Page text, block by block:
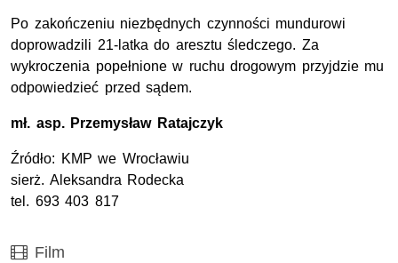
Po zakończeniu niezbędnych czynności mundurowi
doprowadzili 21-latka do aresztu śledczego. Za
wykroczenia popełnione w ruchu drogowym przyjdzie mu
odpowiedzieć przed sądem.
mł. asp. Przemysław Ratajczyk
Źródło: KMP we Wrocławiu
sierż. Aleksandra Rodecka
tel. 693 403 817
Film
Film